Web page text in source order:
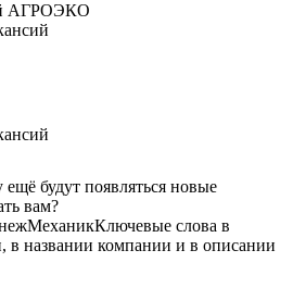
АГРОЭКО
будут появляться новые
вам?
МеханикКлючевые слова в
в названии компании и в описании